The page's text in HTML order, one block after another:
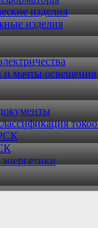
изделия
изделия
мачты освещения